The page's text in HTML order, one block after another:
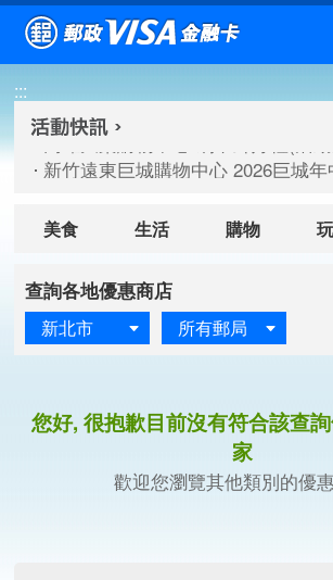
跳到主要內容區塊
:::
高雄大樂購物中心 刷卡郵好禮(活
臺北三創生活 有點東西第2波 刷卡
高雄大樂購物中心 刷卡郵好禮(活
新竹遠東巨城購物中心 2026巨城
美食 生活 購物
查詢各地優惠商店
新北市 所有郵局
您好, 很抱歉目前沒有符合該查
家
歡迎您瀏覽其他類別的優